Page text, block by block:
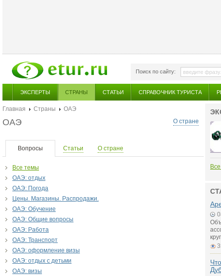
Поиск по сайту:
ЭКСПЕРТЫ СТРАНЫ СТАТЬИ СПРАВОЧНИК ТУРИСТА
Главная Страны
ОАЭ
О стране
ОАЭ
Вопросы Статьи О стране
Все темы
ОАЭ: отдых
ОАЭ: Погода
Цены. Магазины. Распродажи.
ОАЭ: Обучение
ОАЭ: Общие вопросы
ОАЭ: Работа
ОАЭ: Транспорт
ОАЭ: оформление визы
ОАЭ: отдых с детьми
ОАЭ: визы